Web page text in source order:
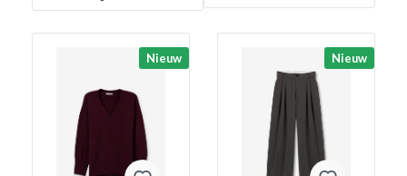
Nieuw Nieuw